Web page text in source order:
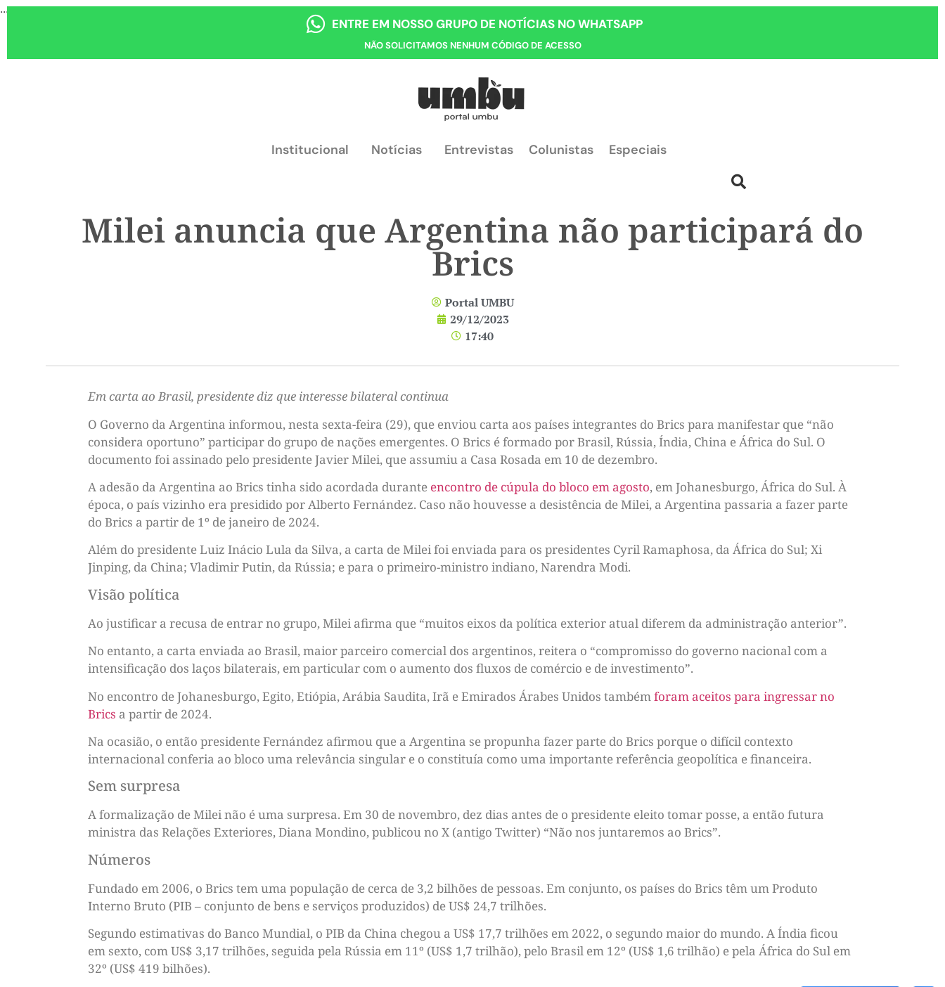
...
ENTRE EM NOSSO GRUPO DE NOTÍCIAS NO WHATSAPP
NÃO SOLICITAMOS NENHUM CÓDIGO DE ACESSO
Institucional Notícias Entrevistas Colunistas Especiais
Milei anuncia que Argentina não participará do
Brics
Portal UMBU
29/12/2023
17:40
Em carta ao Brasil, presidente diz que interesse bilateral continua
O Governo da Argentina informou, nesta sexta-feira (29), que enviou carta aos países integrantes do Brics para manifestar que “não
considera oportuno” participar do grupo de nações emergentes. O Brics é formado por Brasil, Rússia, Índia, China e África do Sul. O
documento foi assinado pelo presidente Javier Milei, que assumiu a Casa Rosada em 10 de dezembro.
A adesão da Argentina ao Brics tinha sido acordada durante encontro de cúpula do bloco em agosto, em Johanesburgo, África do Sul. À
época, o país vizinho era presidido por Alberto Fernández. Caso não houvesse a desistência de Milei, a Argentina passaria a fazer parte
do Brics a partir de 1º de janeiro de 2024.
Além do presidente Luiz Inácio Lula da Silva, a carta de Milei foi enviada para os presidentes Cyril Ramaphosa, da África do Sul; Xi
Jinping, da China; Vladimir Putin, da Rússia; e para o primeiro-ministro indiano, Narendra Modi.
Visão política
Ao justificar a recusa de entrar no grupo, Milei afirma que “muitos eixos da política exterior atual diferem da administração anterior”.
No entanto, a carta enviada ao Brasil, maior parceiro comercial dos argentinos, reitera o “compromisso do governo nacional com a
intensificação dos laços bilaterais, em particular com o aumento dos fluxos de comércio e de investimento”.
No encontro de Johanesburgo, Egito, Etiópia, Arábia Saudita, Irã e Emirados Árabes Unidos tambémforam aceitos para ingressar no
Brics a partir de 2024.
Na ocasião, o então presidente Fernández afirmou que a Argentina se propunha fazer parte do Brics porque o difícil contexto
internacional conferia ao bloco uma relevância singular e o constituía como uma importante referência geopolítica e financeira.
Sem surpresa
A formalização de Milei não é uma surpresa. Em 30 de novembro, dez dias antes de o presidente eleito tomar posse, a então futura
ministra das Relações Exteriores, Diana Mondino, publicou no X (antigo Twitter) “Não nos juntaremos ao Brics”.
Números
Fundado em 2006, o Brics tem uma população de cerca de 3,2 bilhões de pessoas. Em conjunto, os países do Brics têm um Produto
Interno Bruto (PIB – conjunto de bens e serviços produzidos) de US$ 24,7 trilhões.
Segundo estimativas do Banco Mundial, o PIB da China chegou a US$ 17,7 trilhões em 2022, o segundo maior do mundo. A Índia ficou
em sexto, com US$ 3,17 trilhões, seguida pela Rússia em 11º (US$ 1,7 trilhão), pelo Brasil em 12º (US$ 1,6 trilhão) e pela África do Sul em
32º (US$ 419 bilhões).